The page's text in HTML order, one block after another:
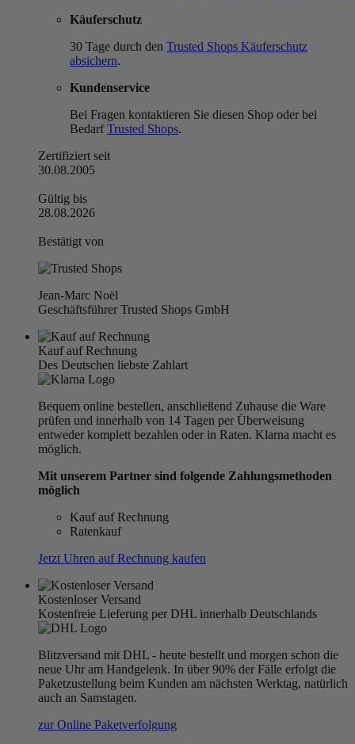
Käuferschutz
30 Tage durch den Trusted Shops Käuferschutz
absichern.
Kundenservice
Bei Fragen kontaktieren Sie diesen Shop oder bei
BedarfTrusted Shops.
Zertifiziert seit
30.08.2005
Gültig bis
28.08.2026
Bestätigt von
Jean-Marc Noël
Geschäftsführer Trusted Shops GmbH
Kauf auf Rechnung
Des Deutschen liebste Zahlart
Bequem online bestellen, anschließend Zuhause die Ware
prüfen und innerhalb von 14 Tagen per Überweisung
entweder komplett bezahlen oder in Raten. Klarna macht es
möglich.
Mit unserem Partner sind folgende Zahlungsmethoden
möglich
Kauf auf Rechnung
Ratenkauf
Jetzt Uhren auf Rechnung kaufen
Kostenloser Versand
Kostenfreie Lieferung per DHL innerhalb Deutschlands
Blitzversand mit DHL - heute bestellt und morgen schon die
neue Uhr am Handgelenk. In über 90% der Fälle erfolgt die
Paketzustellung beim Kunden am nächsten Werktag, natürlich
auch an Samstagen.
zur Online Paketverfolgung